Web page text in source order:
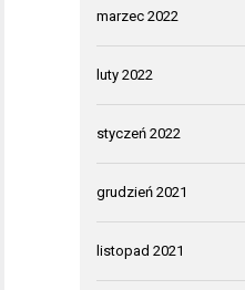
marzec 2022
luty 2022
styczeń 2022
grudzień 2021
listopad 2021